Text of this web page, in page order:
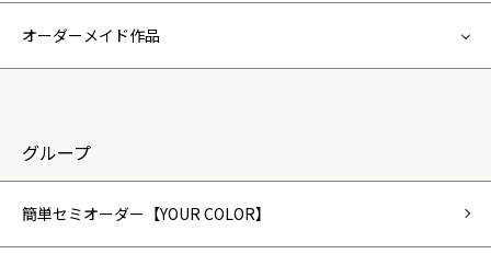
オーダーメイド作品
グループ
簡単セミオーダー【YOUR COLOR】